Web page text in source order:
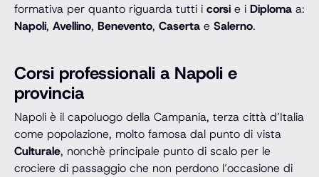
formativa per quanto riguarda tutti i corsi e i Diploma a:
Napoli, Avellino, Benevento, Caserta e Salerno.
Corsi professionali a Napoli e
provincia
Napoli è il capoluogo della Campania, terza città d’Italia
come popolazione, molto famosa dal punto di vista
Culturale, nonchè principale punto di scalo per le
crociere di passaggio che non perdono l’occasione di